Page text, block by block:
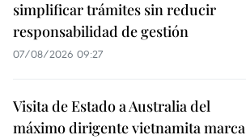
simplificar trámites sin reducir
responsabilidad de gestión
07/08/2026 09:27
Visita de Estado a Australia del
máximo dirigente vietnamita marca